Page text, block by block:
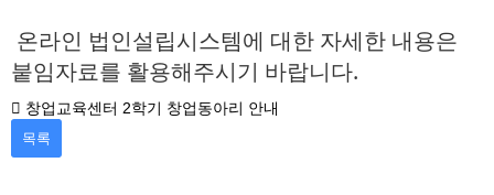
온라인 법인설립시스템에 대한 자세한 내용은
붙임자료를 활용해주시기 바랍니다.
창업교육센터 2학기 창업동아리 안내
목록